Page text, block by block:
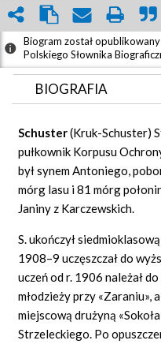
Biogram został
Polskiego Słownika
BIOGRAFIA
ZDJĘCIA (9)
GRAF POWIĄZAŃ
DYSKUSJA
Schuster(Kruk-Schuster)
pułkownik Korpusu
był synem Antoniego,
mórg lasu i 81 mórg
Janiny z Karczewskich.
S. ukończył
1908–9 uczęszczał do
uczeń od r. 1906 należał
młodzieży przy «Zaraniu»,
miejscową drużyną
Strzeleckiego. Po